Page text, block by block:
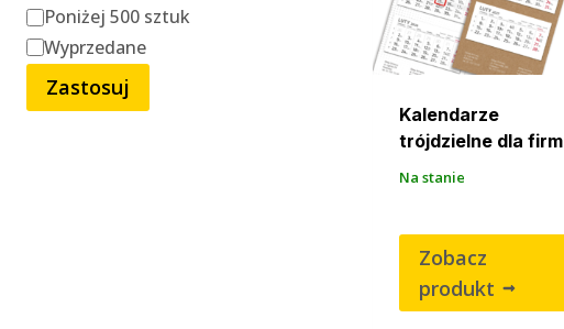
Kalendarze
trójdzielne dla firm
Na stanie
Zobacz
produkt
Poniżej 500 sztuk
Wyprzedane
Zastosuj